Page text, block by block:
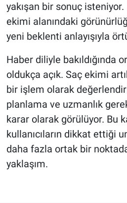
yakışan bir sonuç isteniyor.
ekimi alanındaki
yeni beklenti anlayışıyla
Haber diliyle bakıldığında
oldukça açık. Saç ekimi
bir işlem olarak
planlama ve uzmanlık
karar olarak görülüyor. Bu
kullanıcıların dikkat ettiği
daha fazla ortak bir
yaklaşım.